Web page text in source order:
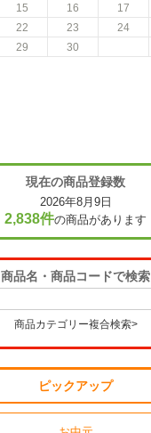
15 16 17
22 23 24
29 30
現在の商品登録数
2026年8月9日
2,838件の商品があります
商品名・商品コードで検索
商品カテゴリー複合検索>
ピックアップ